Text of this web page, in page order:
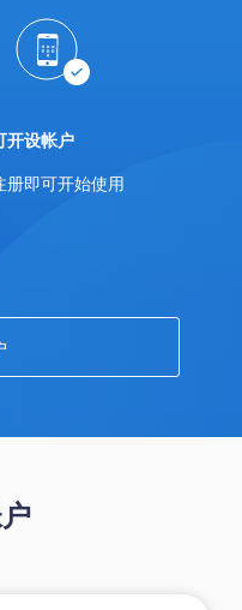
开设帐户
册即可开始使用